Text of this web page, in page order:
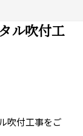
ル吹付工
吹付工事をご